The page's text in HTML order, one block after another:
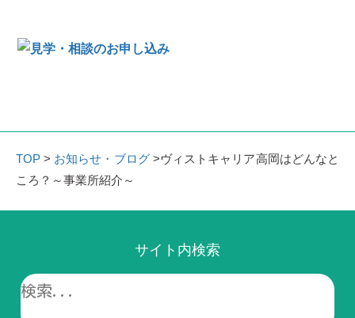
TOP > お知らせ・ブログ>ヴィストキャリア高岡はどんなと
ころ？～事業所紹介～
サイト内検索